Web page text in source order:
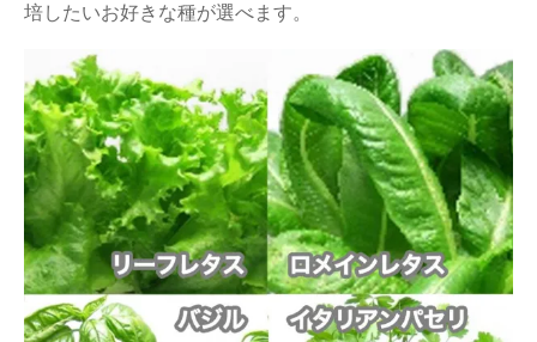
培したいお好きな種が選べます。